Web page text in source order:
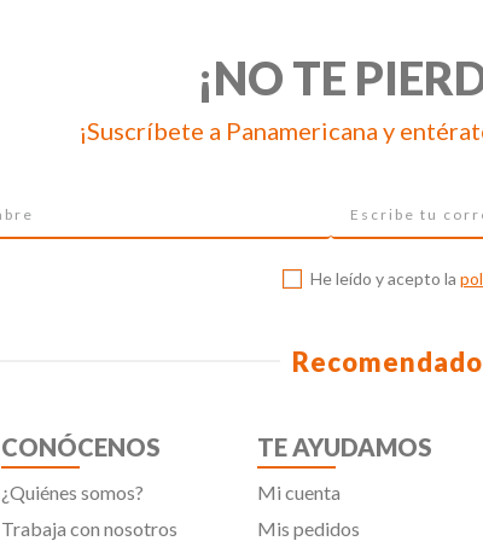
¡NO TE
¡Suscríbete a Panamericana y
He leído y acepto la
CONÓCENOS
¿Quiénes somos?
Trabaja con nosotros
TE AYUDAMOS
Mi cuenta
Mis pedidos